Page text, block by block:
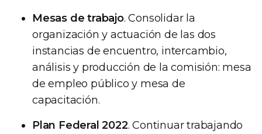
Mesas de trabajo. Consolidar la
organización y actuación de las dos
instancias de encuentro, intercambio,
análisis y producción de la comisión: mesa
de empleo público y mesa de
capacitación.
Plan Federal 2022. Continuar trabajando